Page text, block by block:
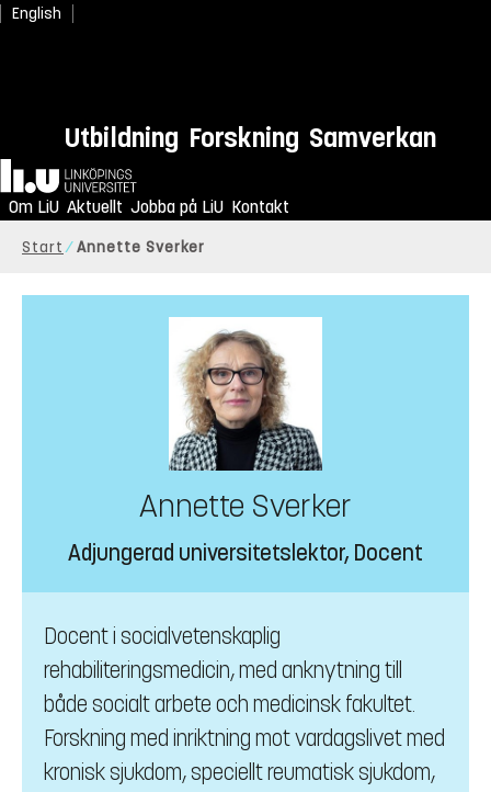
English
Utbildning Forskning Samverkan
Hem
Om LiU Aktuellt Jobba på LiU Kontakt
Start Annette Sverker
Annette Sverker
Adjungerad universitetslektor, Docent
Docent i socialvetenskaplig
rehabiliteringsmedicin, med anknytning till
både socialt arbete och medicinsk fakultet.
Forskning med inriktning mot vardagslivet med
kronisk sjukdom, speciellt reumatisk sjukdom,